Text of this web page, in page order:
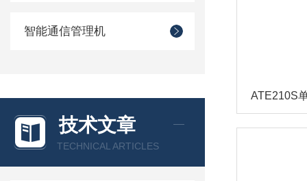
智能通信管理机
技术文章
TECHNICAL ARTICLES